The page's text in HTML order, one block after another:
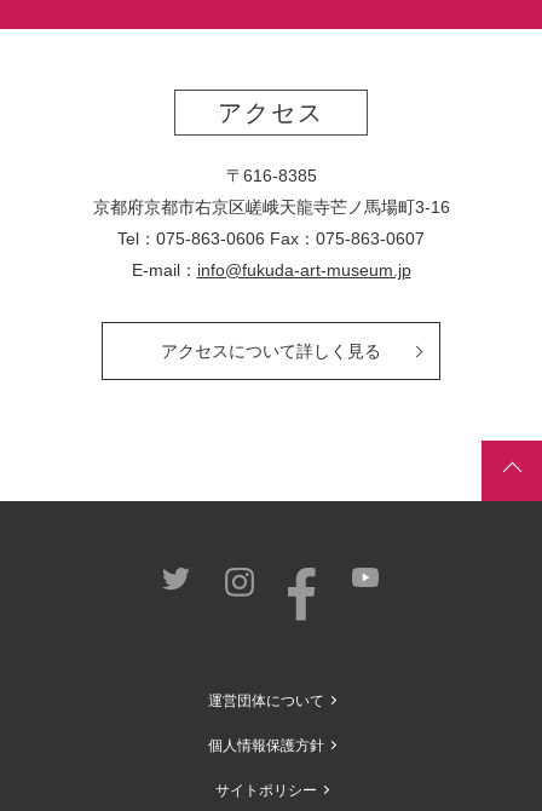
アクセス
〒616-8385
京都府京都市右京区嵯峨天龍寺芒ノ馬場町3-16
Tel：075-863-0606 Fax：075-863-0607
E-mail： info@fukuda-art-museum.jp
アクセスについて詳しく見る
運営団体について
個人情報保護方針
サイトポリシー